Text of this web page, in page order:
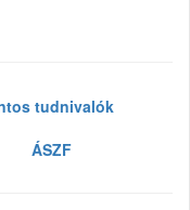
tudnivalók
ÁSZF